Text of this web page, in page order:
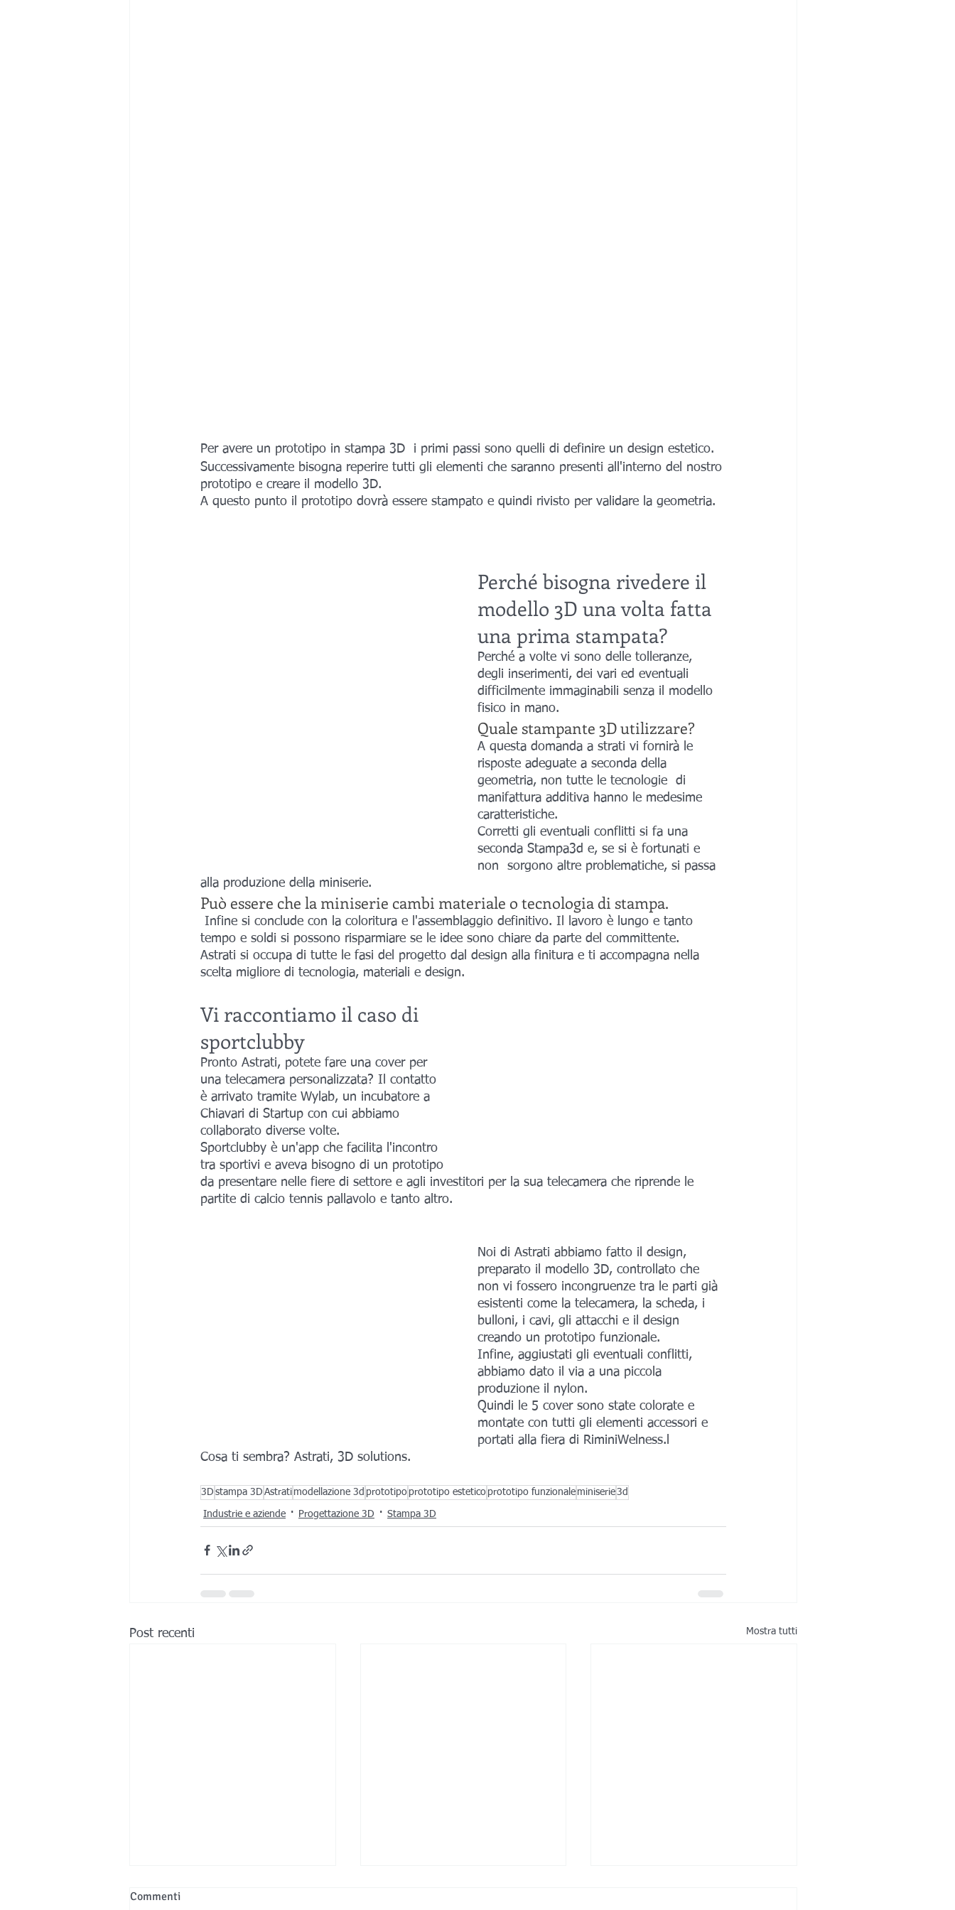
Per avere un prototipo in stampa 3D  i primi passi sono quelli di definire un design estetico.
Successivamente bisogna reperire tutti gli elementi che saranno presenti all'interno del nostro
prototipo e creare il modello 3D.
A questo punto il prototipo dovrà essere stampato e quindi rivisto per validare la geometria.
Perché bisogna rivedere il
modello 3D una volta fatta
una prima stampata?
Perché a volte vi sono delle tolleranze,
degli inserimenti, dei vari ed eventuali
difficilmente immaginabili senza il modello
fisico in mano.
Quale stampante 3D utilizzare?
A questa domanda a strati vi fornirà le
risposte adeguate a seconda della
geometria, non tutte le tecnologie  di
manifattura additiva hanno le medesime
caratteristiche.
Corretti gli eventuali conflitti si fa una
seconda Stampa3d e, se si è fortunati e
non  sorgono altre problematiche, si passa
alla produzione della miniserie.
Può essere che la miniserie cambi materiale o tecnologia di stampa.
tempo e soldi si possono risparmiare se le idee sono chiare da parte del committente.
Astrati si occupa di tutte le fasi del progetto dal design alla finitura e ti accompagna nella
scelta migliore di tecnologia, materiali e design.
Vi raccontiamo il caso di
sportclubby
Pronto Astrati, potete fare una cover per
una telecamera personalizzata? Il contatto
è arrivato tramite Wylab, un incubatore a
Chiavari di Startup con cui abbiamo
collaborato diverse volte.
Sportclubby è un'app che facilita l'incontro
tra sportivi e aveva bisogno di un prototipo
da presentare nelle fiere di settore e agli investitori per la sua telecamera che riprende le
partite di calcio tennis pallavolo e tanto altro.
Noi di Astrati abbiamo fatto il design,
preparato il modello 3D, controllato che
non vi fossero incongruenze tra le parti già
esistenti come la telecamera, la scheda, i
bulloni, i cavi, gli attacchi e il design
creando un prototipo funzionale.
Infine, aggiustati gli eventuali conflitti,
abbiamo dato il via a una piccola
produzione il nylon.
Quindi le 5 cover sono state colorate e
montate con tutti gli elementi accessori e
portati alla fiera di RiminiWelness.l
Cosa ti sembra? Astrati, 3D solutions.
3D stampa 3D Astrati modellazione 3d prototipo prototipo estetico prototipo funzionale miniserie3d
Industrie e aziende Progettazione 3D Stampa 3D
Post recenti Mostra tutti
Commenti